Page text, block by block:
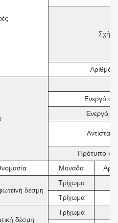
Αριθμός
Ενεργό
Ενεργό
Πρότυπο
Μονάδα
δέσμη
Τρίχωμα
Τρίχωμα
δέσμη
Τρίχωμα